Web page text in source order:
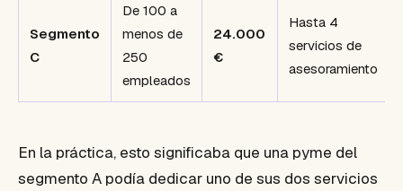
Segmento
C
De 100 a
menos de
250
empleados
24.000
€
Hasta 4
servicios de
asesoramiento
En la práctica, esto significaba que una pyme del
segmento A podía dedicar uno de sus dos servicios